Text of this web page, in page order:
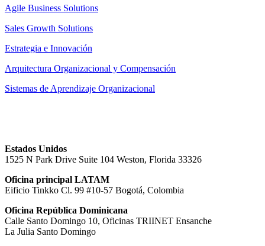
Agile Business Solutions
Sales Growth Solutions
Estrategia e Innovación
Arquitectura Organizacional y Compensación
Sistemas de Aprendizaje Organizacional
Estados Unidos
1525 N Park Drive Suite 104 Weston, Florida 33326
Oficina principal LATAM
Eificio Tinkko Cl. 99 #10-57 Bogotá, Colombia
Oficina República Dominicana
Calle Santo Domingo 10, Oficinas TRIINET Ensanche
La Julia Santo Domingo